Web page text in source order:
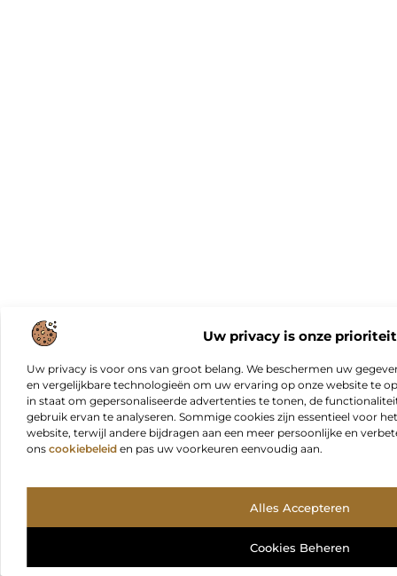
Uw privacy is onze prioriteit
Uw privacy is voor ons van groot belang. We beschermen uw
en vergelijkbare technologieën om uw ervaring op onze website te
in staat om gepersonaliseerde advertenties te tonen, de
gebruik ervan te analyseren. Sommige cookies zijn essentieel voor
website, terwijl andere bijdragen aan een meer persoonlijke en
ons cookiebeleid en pas uw voorkeuren eenvoudig aan.
Alles Accepteren
Cookies Beheren